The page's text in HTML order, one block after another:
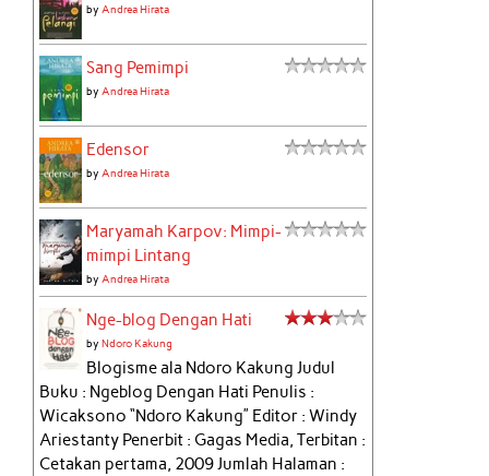
by Andrea Hirata
Sang Pemimpi
by Andrea Hirata
Edensor
by Andrea Hirata
Maryamah Karpov: Mimpi-
mimpi Lintang
by Andrea Hirata
Nge-blog Dengan Hati
byNdoro Kakung
Blogisme ala Ndoro Kakung Judul
Buku : Ngeblog Dengan Hati Penulis :
Wicaksono “Ndoro Kakung” Editor : Windy
Ariestanty Penerbit : Gagas Media, Terbitan :
Cetakan pertama, 2009 Jumlah Halaman :